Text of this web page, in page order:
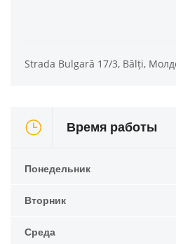
Strada Bulgară 17/3, Bălți,
Время работы
Понедельник
Вторник
Среда